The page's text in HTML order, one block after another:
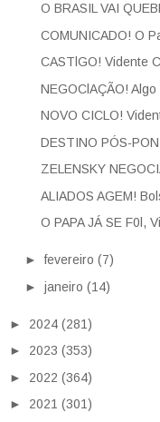
O BRASIL VAI
COMUNICADO! O
CASTlGO! Vidente
NEGOClAÇÃO!
NOVO CICLO!
DESTINO PÓS-
ZELENSKY
ALIADOS AGEM!
O PAPA JÁ SE F0l,
►fevereiro (7)
► janeiro (14)
► 2024 (281)
► 2023 (353)
► 2022 (364)
► 2021 (301)